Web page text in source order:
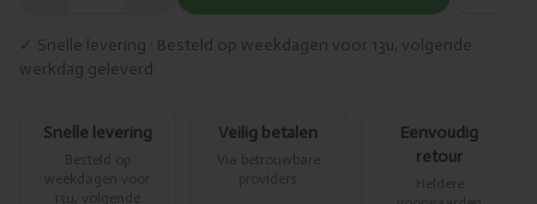
✓ Snelle levering · Besteld op weekdagen voor 13u, volgende
werkdag geleverd
Snelle levering
Besteld op
weekdagen voor
13u, volgende
Veilig betalen
Via betrouwbare
providers
Eenvoudig
retour
Heldere